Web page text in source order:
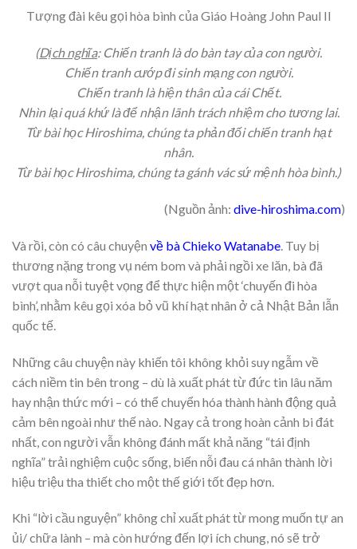
Tượng đài kêu gọi hòa bình của Giáo Hoàng John Paul II
(Dịch nghĩa: Chiến tranh là do bàn tay của con người.
Chiến tranh cướp đi sinh mạng con người.
Chiến tranh là hiện thân của cái Chết.
Nhìn lại quá khứ là để nhận lãnh trách nhiệm cho tương lai.
Từ bài học Hiroshima, chúng ta phản đối chiến tranh hạt
nhân.
Từ bài học Hiroshima, chúng ta gánh vác sứ mệnh hòa bình.)
(Nguồn ảnh: dive-hiroshima.com)
Và rồi, còn có câu chuyện về bà Chieko Watanabe . Tuy bị
thương nặng trong vụ ném bom và phải ngồi xe lăn, bà đã
vượt qua nỗi tuyệt vọng để thực hiện một ‘chuyến đi hòa
bình’, nhằm kêu gọi xóa bỏ vũ khí hạt nhân ở cả Nhật Bản lẫn
quốc tế.
Những câu chuyện này khiến tôi không khỏi suy ngẫm về
cách niềm tin bên trong – dù là xuất phát từ đức tin lâu năm
hay nhận thức mới – có thể chuyển hóa thành hành động quả
cảm bên ngoài như thế nào. Ngay cả trong hoàn cảnh bi đát
nhất, con người vẫn không đánh mất khả năng “tái định
nghĩa” trải nghiệm cuộc sống, biến nỗi đau cá nhân thành lời
hiệu triệu tha thiết cho một thế giới tốt đẹp hơn.
Khi “lời cầu nguyện” không chỉ xuất phát từ mong muốn tự an
ủi/ chữa lành – mà còn hướng đến lợi ích chung, nó sẽ trở